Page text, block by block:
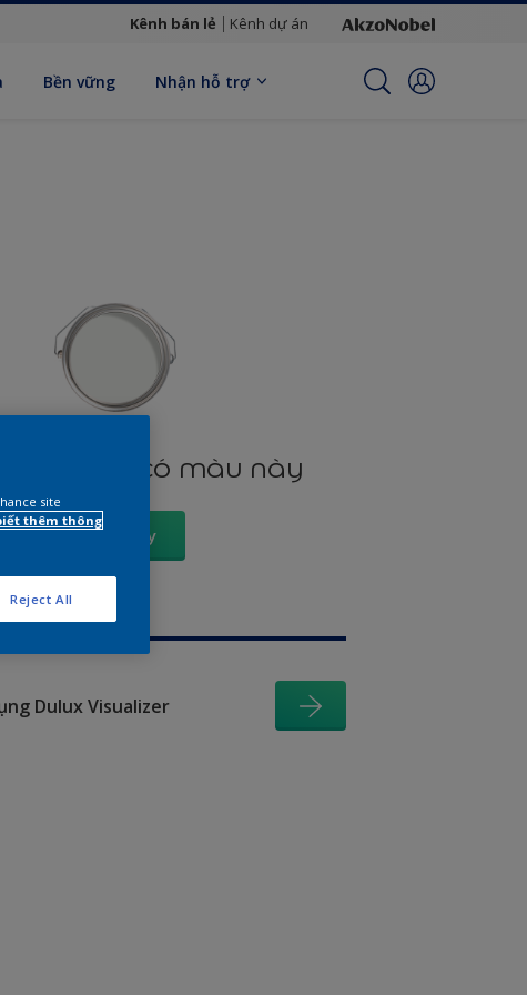
Kênh bán lẻ Kênh dự án
Bền vững Nhận hỗ trợ
phẩm có màu này
Xem Ngay
Dulux Visualizer
site
thêm thông
Reject All